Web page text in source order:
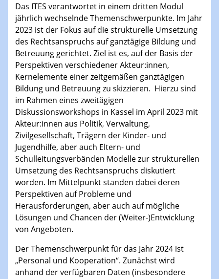
Das ITES verantwortet in einem dritten Modul
jährlich wechselnde Themenschwerpunkte. Im Jahr
2023 ist der Fokus auf die strukturelle Umsetzung
des Rechtsanspruchs auf ganztägige Bildung und
Betreuung gerichtet. Ziel ist es, auf der Basis der
Perspektiven verschiedener Akteur:innen,
Kernelemente einer zeitgemäßen ganztägigen
Bildung und Betreuung zu skizzieren. Hierzu sind
im Rahmen eines zweitägigen
Diskussionsworkshops in Kassel im April 2023 mit
Akteur:innen aus Politik, Verwaltung,
Zivilgesellschaft, Trägern der Kinder- und
Jugendhilfe, aber auch Eltern- und
Schulleitungsverbänden Modelle zur strukturellen
Umsetzung des Rechtsanspruchs diskutiert
worden. Im Mittelpunkt standen dabei deren
Perspektiven auf Probleme und
Herausforderungen, aber auch auf mögliche
Lösungen und Chancen der (Weiter-)Entwicklung
von Angeboten.
Der Themenschwerpunkt für das Jahr 2024 ist
„Personal und Kooperation“. Zunächst wird
anhand der verfügbaren Daten (insbesondere